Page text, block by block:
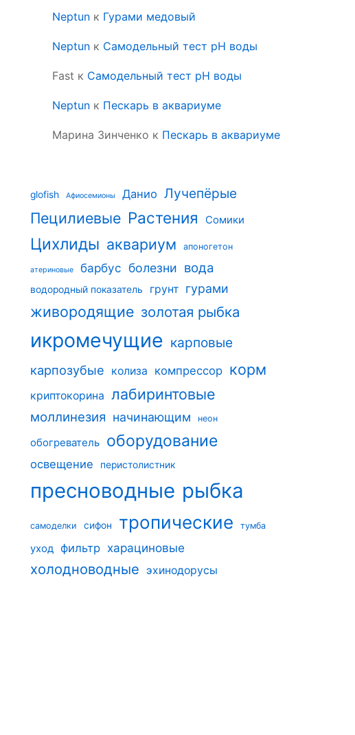
Neptun к Гурами медовый
Neptun к Самодельный тест pH воды
Fast к Самодельный тест pH воды
Neptun к Пескарь в аквариуме
Марина Зинченко к Пескарь в аквариуме
glofish Афиосемионы Данио Лучепёрые
Пецилиевые Растения Сомики
Цихлиды аквариум апоногетон
атериновые барбус болезни вода
водородный показатель грунт гурами
живородящие золотая рыбка
икромечущие карповые
карпозубые колиза компрессор корм
криптокорина лабиринтовые
моллинезия начинающим неон
обогреватель оборудование
освещение перистолистник
пресноводные рыбка
самоделки сифон тропические тумба
уход фильтр харациновые
холодноводные эхинодорусы